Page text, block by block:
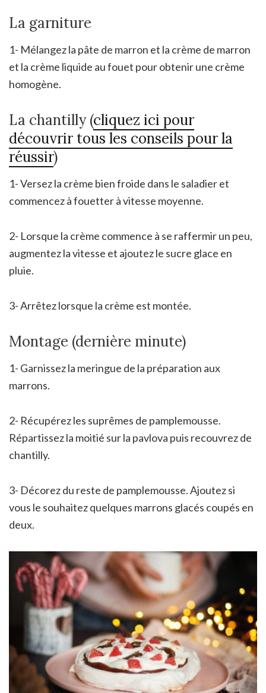
La garniture
1- Mélangez la pâte de marron et la crème de marron
et la crème liquide au fouet pour obtenir une crème
homogène.
La chantilly (cliquez ici pour
découvrir tous les conseils pour la
réussir)
1- Versez la crème bien froide dans le saladier et
commencez à fouetter à vitesse moyenne.
2- Lorsque la crème commence à se raffermir un peu,
augmentez la vitesse et ajoutez le sucre glace en
pluie.
3- Arrêtez lorsque la crème est montée.
Montage (dernière minute)
1- Garnissez la meringue de la préparation aux
marrons.
2- Récupérez les suprêmes de pamplemousse.
Répartissez la moitié sur la pavlova puis recouvrez de
chantilly.
3- Décorez du reste de pamplemousse. Ajoutez si
vous le souhaitez quelques marrons glacés coupés en
deux.